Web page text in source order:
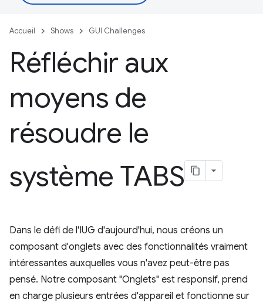
Accueil Shows GUI Challenges
Réfléchir aux
moyens de
résoudre le
système TABS
Dans le défi de l'IUG d'aujourd'hui, nous créons un
composant d'onglets avec des fonctionnalités vraiment
intéressantes auxquelles vous n'avez peut-être pas
pensé. Notre composant "Onglets" est responsif, prend
en charge plusieurs entrées d'appareil et fonctionne sur